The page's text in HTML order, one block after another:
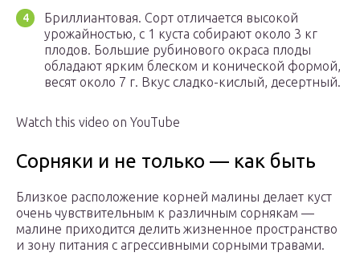
Бриллиантовая. Сорт отличается высокой
урожайностью, с 1 куста собирают около 3 кг
плодов. Большие рубинового окраса плоды
обладают ярким блеском и конической формой,
весят около 7 г. Вкус сладко-кислый, десертный.
Watch this video on YouTube
Сорняки и не только — как быть
Близкое расположение корней малины делает куст
очень чувствительным к различным сорнякам —
малине приходится делить жизненное пространство
и зону питания с агрессивными сорными травами.